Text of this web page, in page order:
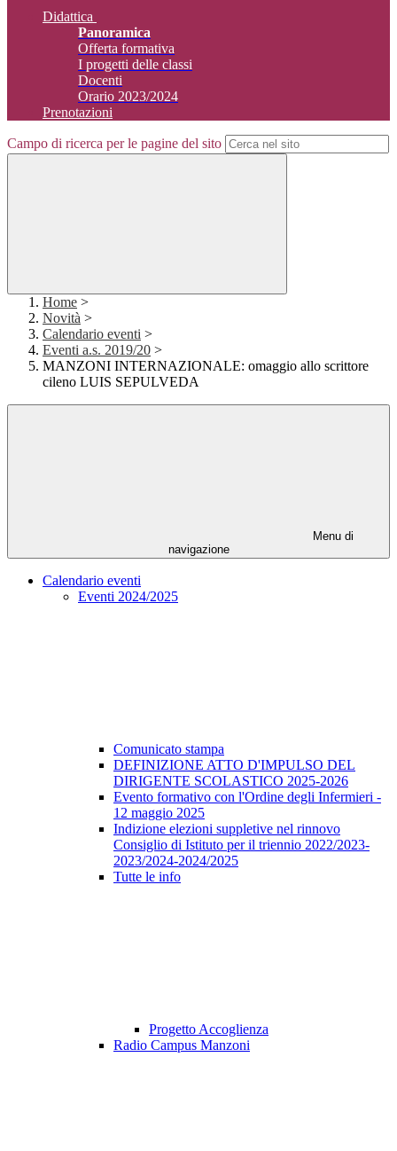
Didattica
Panoramica
Offerta formativa
I progetti delle classi
Docenti
Orario 2023/2024
Prenotazioni
Campo di ricerca per le pagine del sito
Home >
Novità >
Calendario eventi >
Eventi a.s. 2019/20 >
MANZONI INTERNAZIONALE: omaggio allo scrittore
cileno LUIS SEPULVEDA
Menu di
navigazione
Calendario eventi
Eventi 2024/2025
Comunicato stampa
DEFINIZIONE ATTO D'IMPULSO DEL
DIRIGENTE SCOLASTICO 2025-2026
Evento formativo con l'Ordine degli Infermieri -
12 maggio 2025
Indizione elezioni suppletive nel rinnovo
Consiglio di Istituto per il triennio 2022/2023-
2023/2024-2024/2025
Tutte le info
Progetto Accoglienza
Radio Campus Manzoni